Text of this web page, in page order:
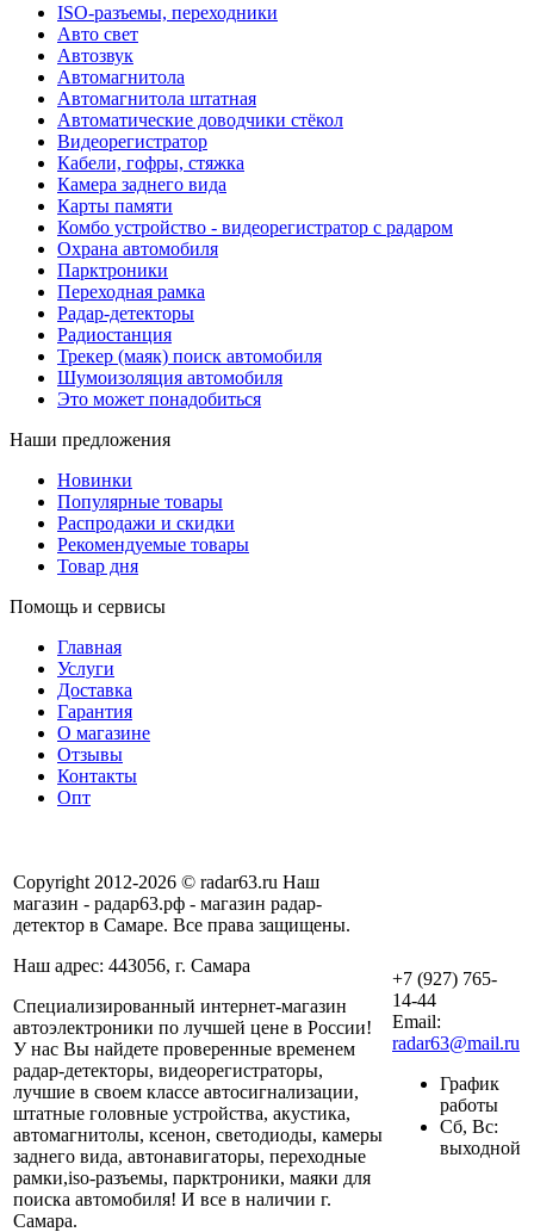
ISO-разъемы, переходники
Авто свет
Автозвук
Автомагнитола
Автомагнитола штатная
Автоматические доводчики стёкол
Видеорегистратор
Кабели, гофры, стяжка
Камера заднего вида
Карты памяти
Комбо устройство - видеорегистратор с радаром
Охрана автомобиля
Парктроники
Переходная рамка
Радар-детекторы
Радиостанция
Трекер (маяк) поиск автомобиля
Шумоизоляция автомобиля
Это может понадобиться
Наши предложения
Новинки
Популярные товары
Распродажи и скидки
Рекомендуемые товары
Товар дня
Помощь и сервисы
Главная
Услуги
Доставка
Гарантия
О магазине
Отзывы
Контакты
Опт
Copyright 2012-2026 © radar63.ru Наш
магазин - радар63.рф - магазин радар-
детектор в Самаре. Все права защищены.
Наш адрес: 443056, г. Самара
Специализированный интернет-магазин
автоэлектроники по лучшей цене в России!
У нас Вы найдете проверенные временем
радар-детекторы, видеорегистраторы,
лучшие в своем классе автосигнализации,
штатные головные устройства, акустика,
автомагнитолы, ксенон, светодиоды, камеры
заднего вида, автонавигаторы, переходные
рамки,iso-разъемы, парктроники, маяки для
поиска автомобиля! И все в наличии г.
Самара.
+7 (927) 765-
14-44
Email:
radar63@mail.ru
График
работы
Сб, Вс:
выходной